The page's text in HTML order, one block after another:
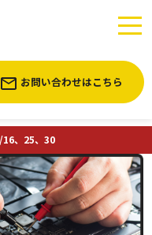
お問い合わせはこちら
16、25、30